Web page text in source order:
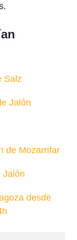
Salz
Jalón
de Mozarrifar
Jalón
desde